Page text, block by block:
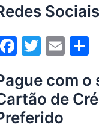
Sociais
F
c
e
b
T
itt
er
E
ai
l
com o
de